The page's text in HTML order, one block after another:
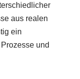
aus realen
ein
und